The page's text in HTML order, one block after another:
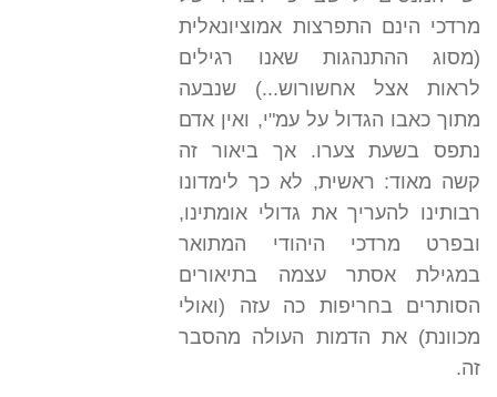
מרדכי הינם התפרצות אמוציונאלית
(מסוג ההתנהגות שאנו רגילים
לראות אצל אחשורוש...) שנבעה
מתוך כאבו הגדול על עמ"י, ואין אדם
נתפס בשעת צערו. אך ביאור זה
קשה מאוד: ראשית, לא כך לימדונו
רבותינו להעריך את גדולי אומתינו,
ובפרט מרדכי היהודי המתואר
במגילת אסתר עצמה בתיאורים
הסותרים בחריפות כה עזה (ואולי
מכוונת) את הדמות העולה מהסבר
זה.